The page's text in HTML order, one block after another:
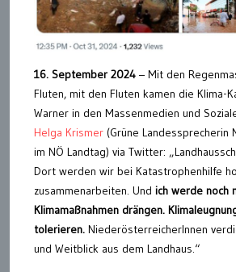
16. September 2024 – Mit den
Fluten, mit den Fluten kamen die Klima-
Warner in den Massenmedien und
Helga Krismer (Grüne Landessprecherin
im NÖ Landtag) via Twitter:
Dort werden wir bei Katastrophenhilfe
zusammenarbeiten. Und ich werde noch
Klimamaßnahmen drängen.
tolerieren. NiederösterreicherInnen
und Weitblick aus dem Landhaus.“